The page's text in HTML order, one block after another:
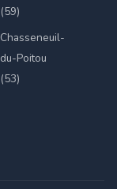
(59)
Chasseneuil-
du-Poitou
(53)